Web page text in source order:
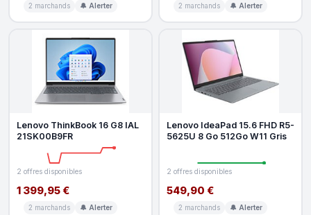
2 marchands 🔔 Alerter 2 marchands 🔔 Alerter
Lenovo ThinkBook 16 G8 IAL
21SK00B9FR
2 offres disponibles
1 399,95 €
2 marchands 🔔 Alerter
Lenovo IdeaPad 15.6 FHD R5-
5625U 8 Go 512Go W11 Gris
2 offres disponibles
549,90 €
2 marchands 🔔 Alerter